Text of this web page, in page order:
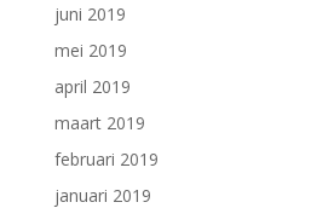
juni 2019
mei 2019
april 2019
maart 2019
februari 2019
januari 2019